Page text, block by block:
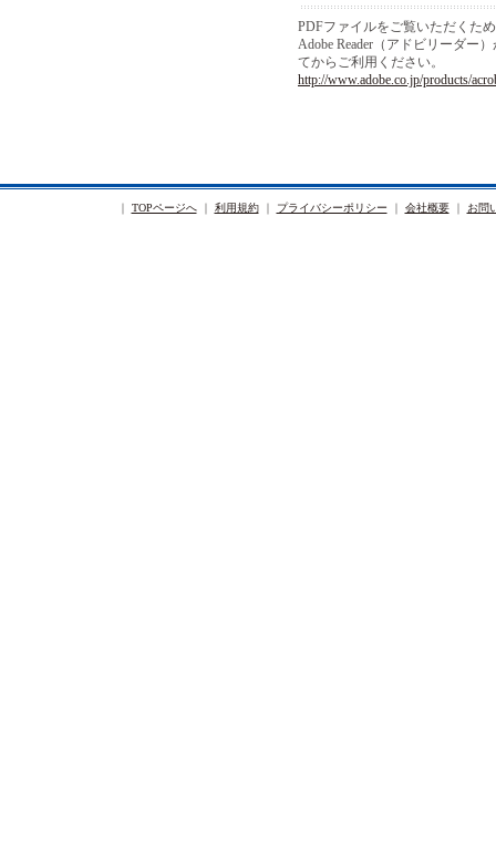
PDFファイルをご覧いただくた
Adobe Reader（アドビリーダー
てからご利用ください。
http://www.adobe.co.jp/products/
｜ TOPページへ｜ 利用規約｜ プライバシーポリシー ｜ 会社概要｜ お問